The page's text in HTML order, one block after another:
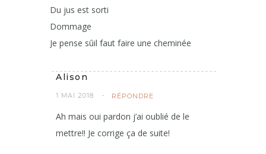
Du jus est sorti
Dommage
Je pense sûil faut faire une cheminée
Alison
1 MAI 2018 RÉPONDRE
Ah mais oui pardon j’ai oublié de le
mettre!! Je corrige ça de suite!